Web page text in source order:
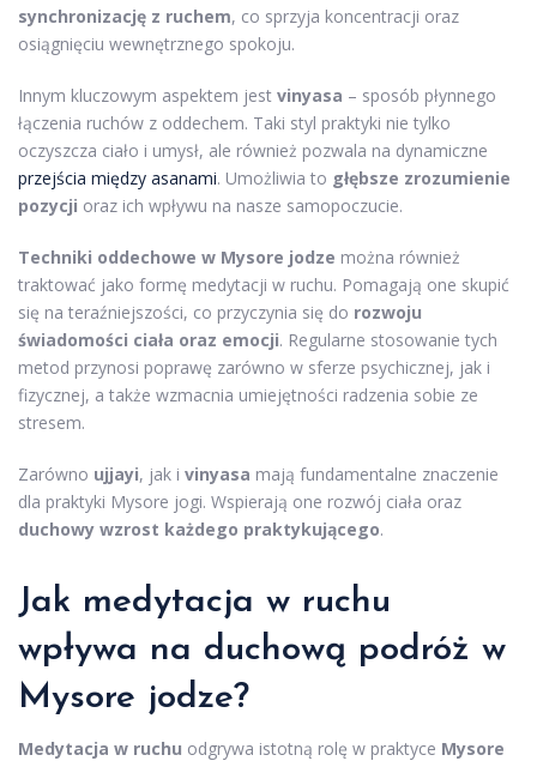
synchronizację z ruchem, co sprzyja koncentracji oraz
osiągnięciu wewnętrznego spokoju.
Innym kluczowym aspektem jest vinyasa – sposób płynnego
łączenia ruchów z oddechem. Taki styl praktyki nie tylko
oczyszcza ciało i umysł, ale również pozwala na dynamiczne
przejścia między asanami. Umożliwia to głębsze zrozumienie
pozycji oraz ich wpływu na nasze samopoczucie.
Techniki oddechowe w Mysore jodze można również
traktować jako formę medytacji w ruchu. Pomagają one skupić
się na teraźniejszości, co przyczynia się do rozwoju
świadomości ciała oraz emocji. Regularne stosowanie tych
metod przynosi poprawę zarówno w sferze psychicznej, jak i
fizycznej, a także wzmacnia umiejętności radzenia sobie ze
stresem.
Zarówno ujjayi, jak i vinyasa mają fundamentalne znaczenie
dla praktyki Mysore jogi. Wspierają one rozwój ciała oraz
duchowy wzrost każdego praktykującego.
Jak medytacja w ruchu
wpływa na duchową podróż w
Mysore jodze?
Medytacja w ruchu odgrywa istotną rolę w praktyce Mysore